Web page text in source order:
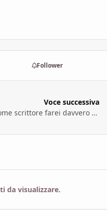
Follower
Voce successiva
Come scrittore farei davvero schifo
da visualizzare.